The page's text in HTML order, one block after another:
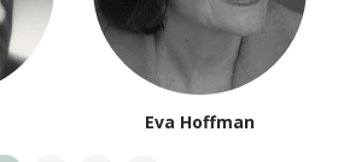
Eva Hoffman